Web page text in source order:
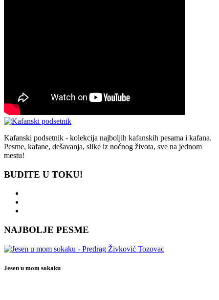
Kafanski podsetnik - kolekcija najboljih kafanskih pesama i kafana.
Pesme, kafane, dešavanja, slike iz noćnog života, sve na jednom
mestu!
BUDITE U TOKU!
NAJBOLJE PESME
Jesen u mom sokaku